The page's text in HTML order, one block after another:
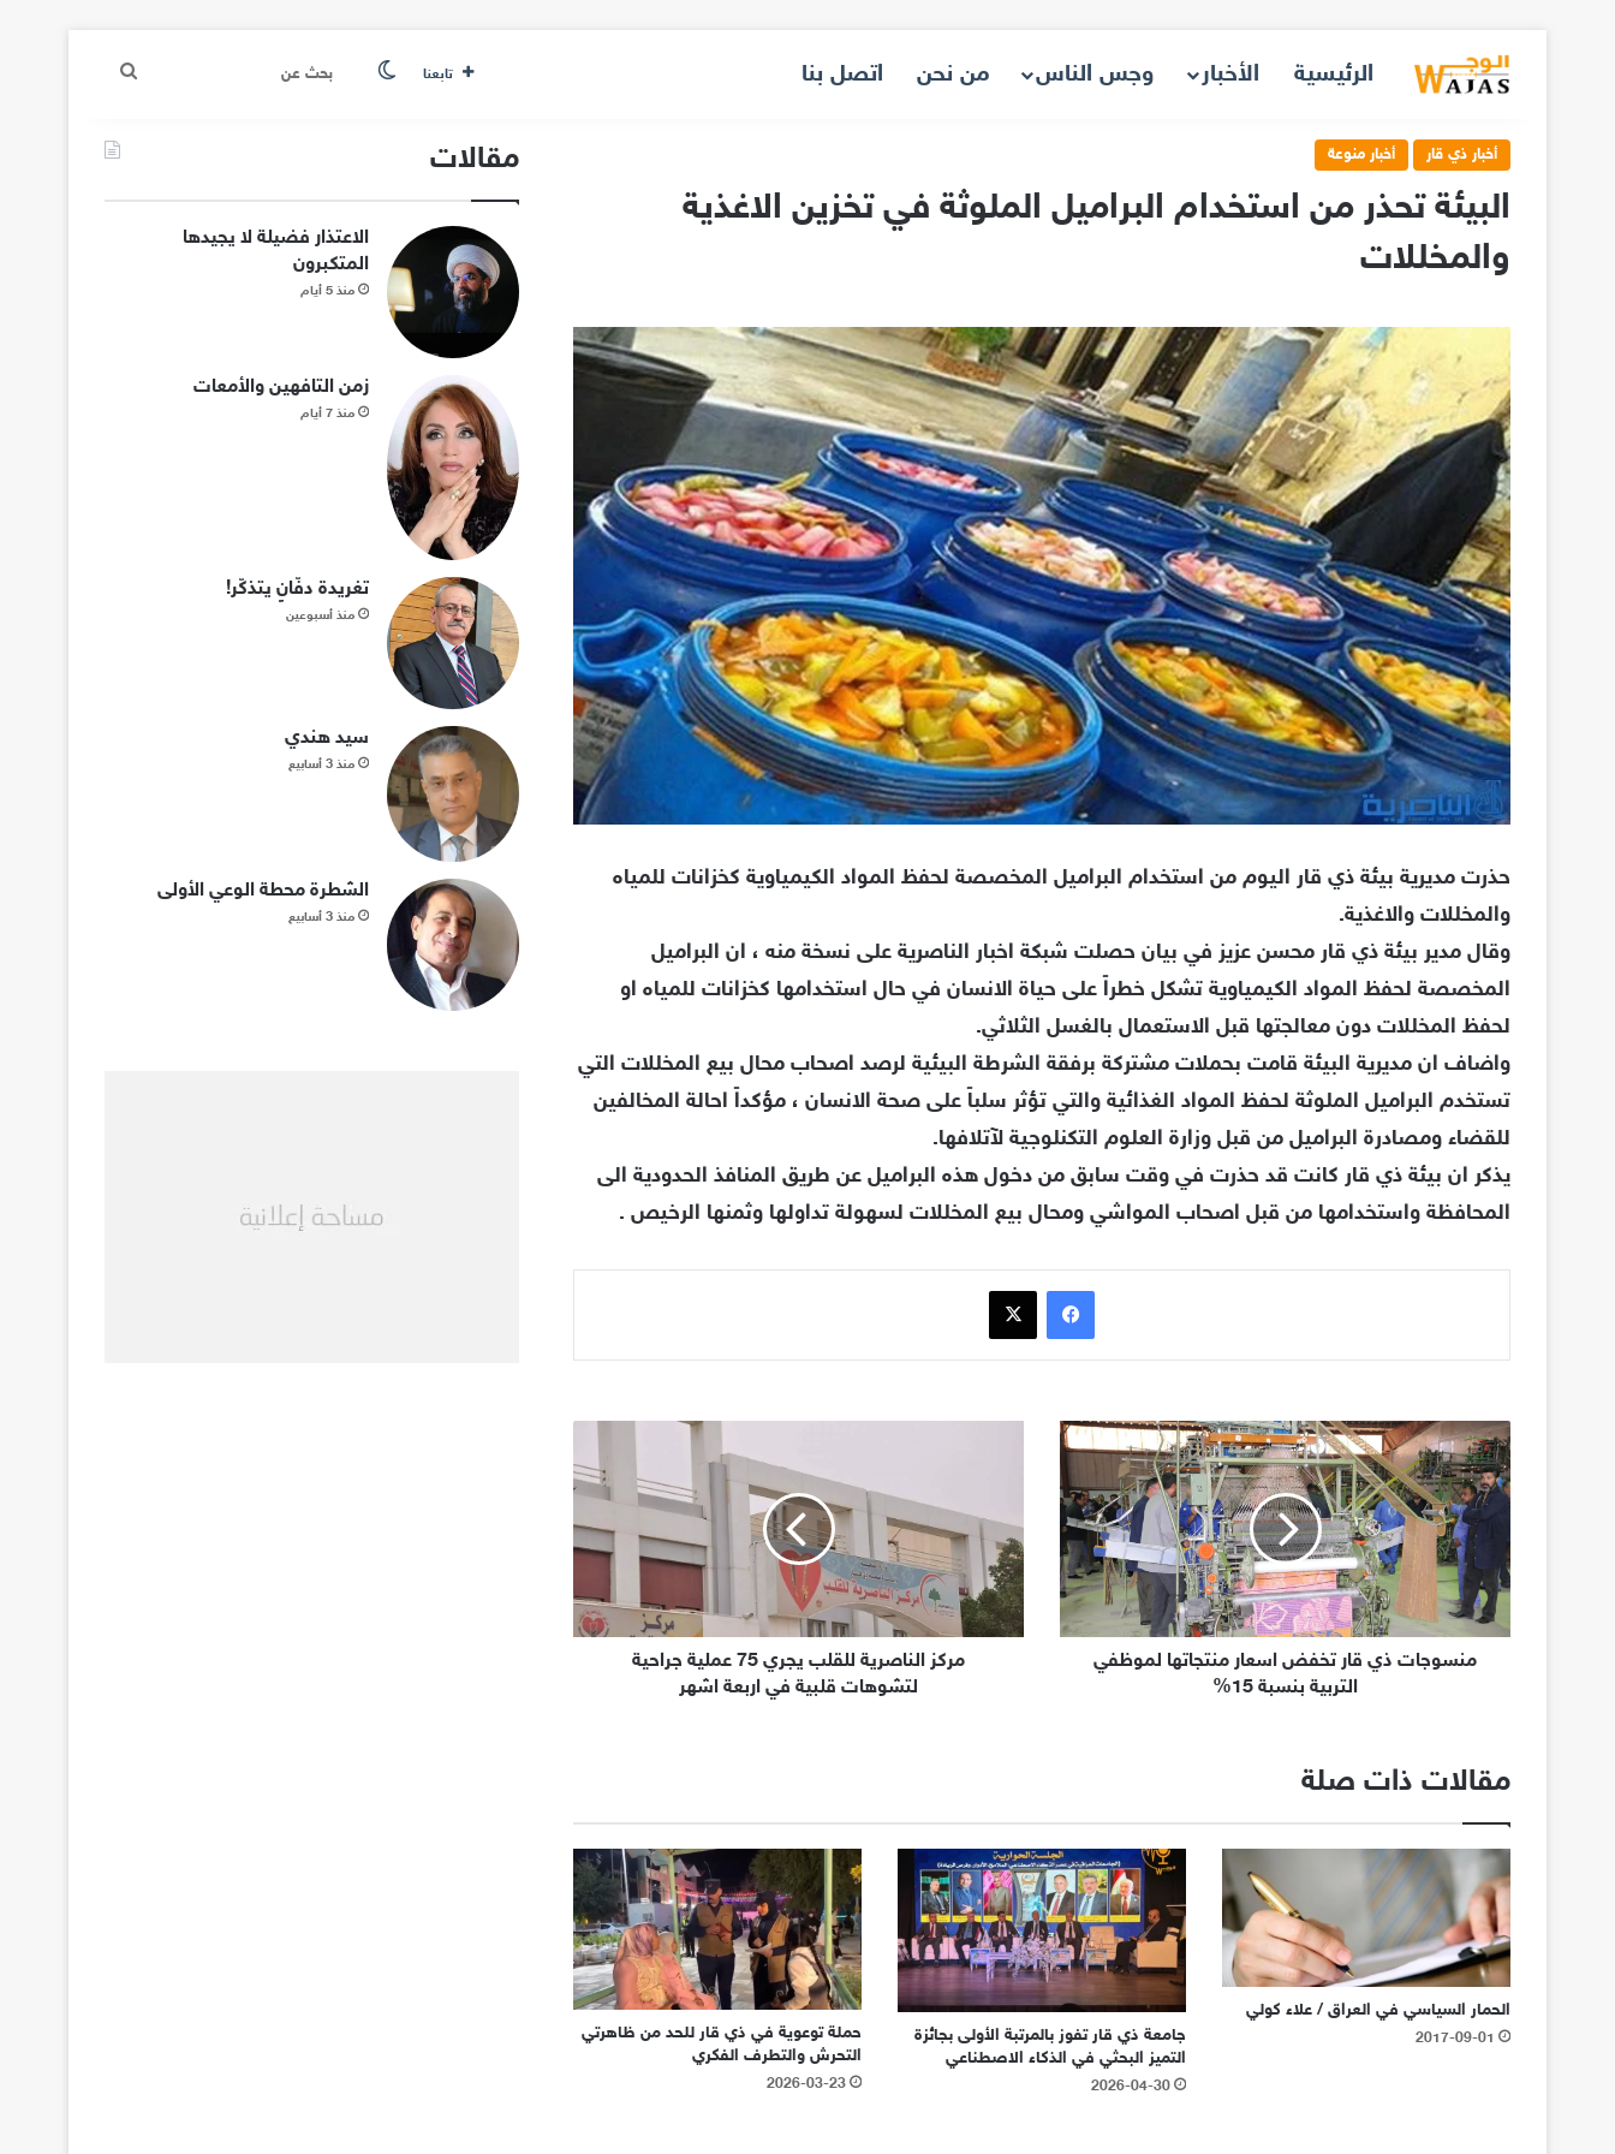
الرئيسية الأخبار وجس الناس من نحن اتصل بنا تابعنا الوضع المظلم بحث
أخبار ذي قار أخبار منوعة
البيئة تحذر من استخدام البراميل الملوثة في تخزين الاغذية
والمخللات
حذرت مديرية بيئة ذي قار اليوم من استخدام البراميل المخصصة لحفظ المواد الكيمياوية كخزانات للمياه
والمخللات والاغذية.
وقال مدير بيئة ذي قار محسن عزيز في بيان حصلت شبكة اخبار الناصرية على نسخة منه ، ان البراميل
المخصصة لحفظ المواد الكيمياوية تشكل خطراً على حياة الانسان في حال استخدامها كخزانات للمياه او
لحفظ المخللات دون معالجتها قبل الاستعمال بالغسل الثلاثي.
واضاف ان مديرية البيئة قامت بحملات مشتركة برفقة الشرطة البيئية لرصد اصحاب محال بيع المخللات التي
تستخدم البراميل الملوثة لحفظ المواد الغذائية والتي تؤثر سلباً على صحة الانسان ، مؤكداً احالة المخالفين
للقضاء ومصادرة البراميل من قبل وزارة العلوم التكنلوجية لآتلافها.
يذكر ان بيئة ذي قار كانت قد حذرت في وقت سابق من دخول هذه البراميل عن طريق المنافذ الحدودية الى
المحافظة واستخدامها من قبل اصحاب المواشي ومحال بيع المخللات لسهولة تداولها وثمنها الرخيص .
فيسبوكx
منسوجات ذي قار تخفض اسعار منتجاتها لموظفي
التربية بنسبة 15%
مركز الناصرية للقلب يجري 75 عملية جراحية
لتشوهات قلبية في اربعة اشهر
مقالات ذات صلة
الحمار السياسي في العراق / علاء كولي
2017-09-01
جامعة ذي قار تفوز بالمرتبة الأولى بجائزة
التميز البحثي في الذكاء الاصطناعي
2026-04-30
حملة توعوية في ذي قار للحد من ظاهرتي
التحرش والتطرف الفكري
2026-03-23
مقالات
الاعتذار فضيلة لا يجيدها
المتكبرون
منذ 5 أيام
زمن التافهين والأمعات
منذ 7 أيام
تغريدة دفّانٍ يتذكّر!
منذ أسبوعين
سيد هندي
منذ 3 أسابيع
الشطرة محطة الوعي الأولى
منذ 3 أسابيع